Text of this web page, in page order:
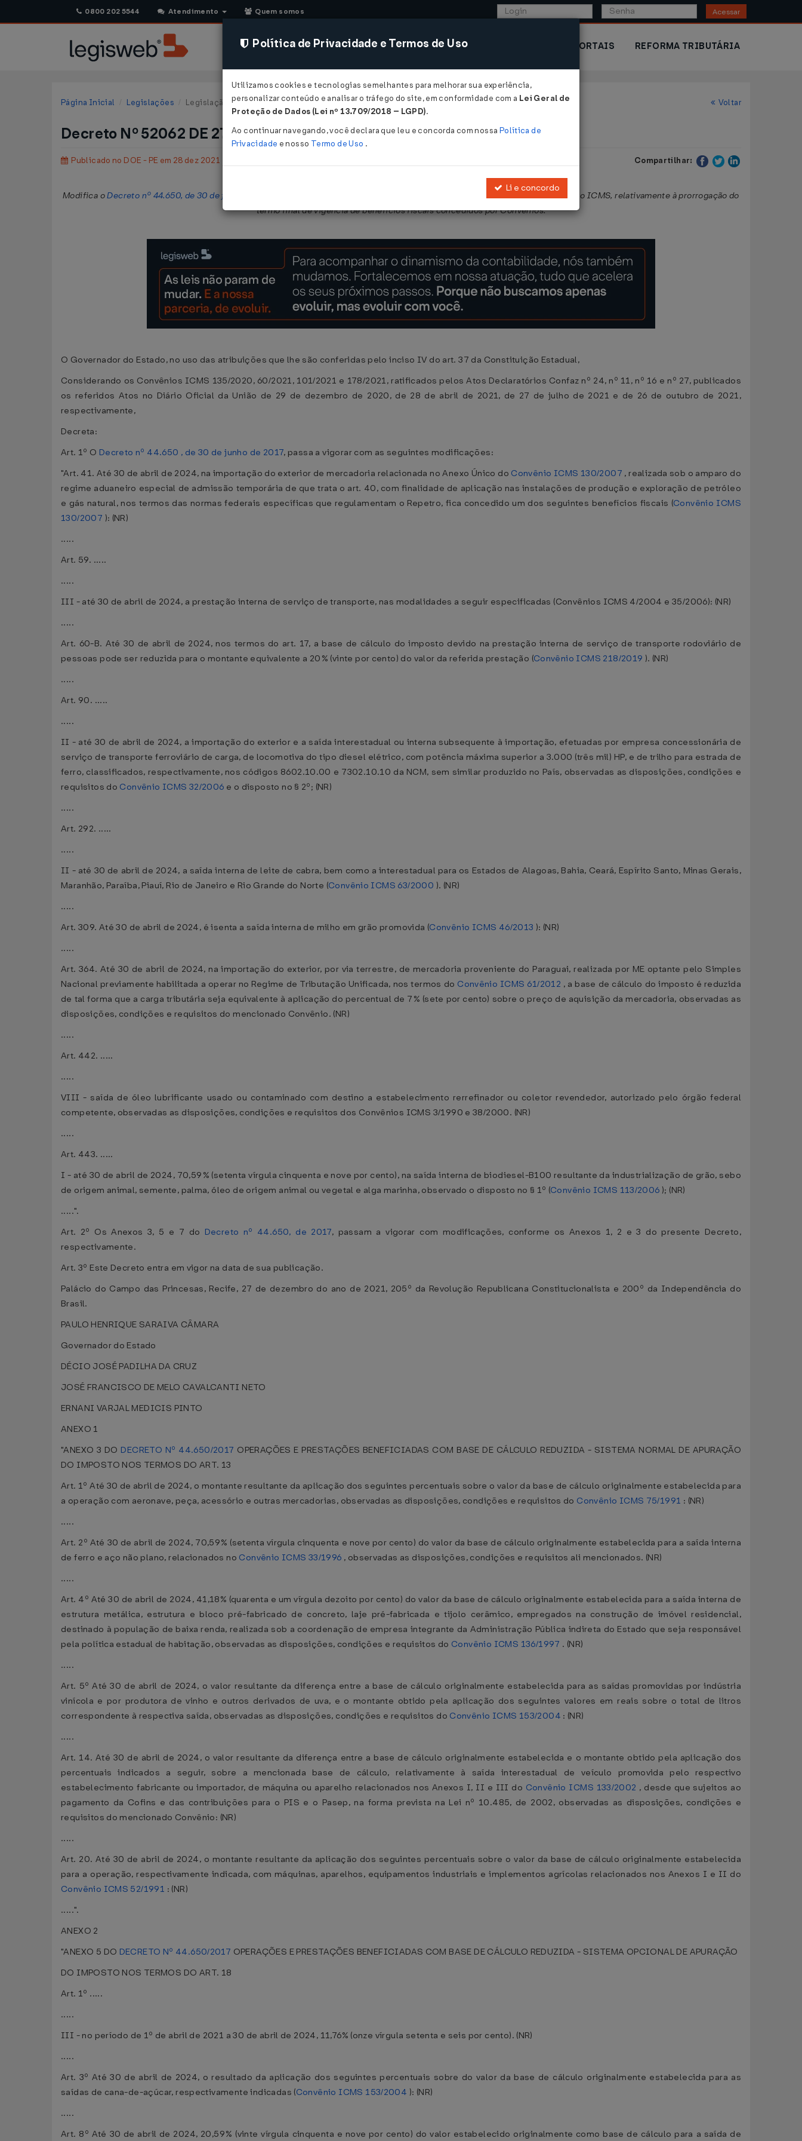
0800 202 5544 Atendimento Quem somos Acessar
CONSULTORIA SISTEMAS COMÉRCIO EXTERIOR PORTAIS REFORMA TRIBUTÁRIA
Página Inicial Legislações Legislação Estadual - Pernambuco Voltar
Decreto Nº 52062 DE 27/12/2021
Publicado no DOE - PE em 28 dez 2021 Compartilhar:
Modifica oDecreto nº 44.650, de 30 de junho de 2017 Lei nº 15.730, de 17 de março de 2016, que dispõe sobre o ICMS, relativamente à prorrogação do
termo final de vigência de benefícios fiscais concedidos por Convênios.
O Governador do Estado, no uso das atribuições que lhe são conferidas pelo inciso IV do art. 37 da Constituição Estadual,
Considerando os Convênios ICMS 135/2020, 60/2021, 101/2021 e 178/2021, ratificados pelos Atos Declaratórios Confaz nº 24, nº 11, nº 16 e nº 27, publicados
os referidos Atos no Diário Oficial da União de 29 de dezembro de 2020, de 28 de abril de 2021, de 27 de julho de 2021 e de 26 de outubro de 2021,
respectivamente,
Decreta:
Art. 1º O Decreto nº 44.650 , de 30 de junho de 2017, passa a vigorar com as seguintes modificações:
"Art. 41. Até 30 de abril de 2024, na importação do exterior de mercadoria relacionada no Anexo Único do Convênio ICMS 130/2007 , realizada sob o amparo do
regime aduaneiro especial de admissão temporária de que trata o art. 40, com finalidade de aplicação nas instalações de produção e exploração de petróleo
e gás natural, nos termos das normas federais específicas que regulamentam o Repetro, fica concedido um dos seguintes benefícios fiscais (Convênio ICMS
130/2007 ): (NR)
.....
Art. 59. .....
.....
III - até 30 de abril de 2024, a prestação interna de serviço de transporte, nas modalidades a seguir especificadas (Convênios ICMS 4/2004 e 35/2006): (NR)
.....
Art. 60-B. Até 30 de abril de 2024, nos termos do art. 17, a base de cálculo do imposto devido na prestação interna de serviço de transporte rodoviário de
pessoas pode ser reduzida para o montante equivalente a 20% (vinte por cento) do valor da referida prestação (Convênio ICMS 218/2019 ). (NR)
.....
Art. 90. .....
.....
II - até 30 de abril de 2024, a importação do exterior e a saída interestadual ou interna subsequente à importação, efetuadas por empresa concessionária de
serviço de transporte ferroviário de carga, de locomotiva do tipo diesel elétrico, com potência máxima superior a 3.000 (três mil) HP, e de trilho para estrada de
ferro, classificados, respectivamente, nos códigos 8602.10.00 e 7302.10.10 da NCM, sem similar produzido no País, observadas as disposições, condições e
requisitos do Convênio ICMS 32/2006 e o disposto no § 2º; (NR)
.....
Art. 292. .....
.....
II - até 30 de abril de 2024, a saída interna de leite de cabra, bem como a interestadual para os Estados de Alagoas, Bahia, Ceará, Espírito Santo, Minas Gerais,
Maranhão, Paraíba, Piauí, Rio de Janeiro e Rio Grande do Norte (Convênio ICMS 63/2000 ). (NR)
.....
Art. 309. Até 30 de abril de 2024, é isenta a saída interna de milho em grão promovida (Convênio ICMS 46/2013 ): (NR)
.....
Art. 364. Até 30 de abril de 2024, na importação do exterior, por via terrestre, de mercadoria proveniente do Paraguai, realizada por ME optante pelo Simples
Nacional previamente habilitada a operar no Regime de Tributação Unificada, nos termos do Convênio ICMS 61/2012 , a base de cálculo do imposto é reduzida
de tal forma que a carga tributária seja equivalente à aplicação do percentual de 7% (sete por cento) sobre o preço de aquisição da mercadoria, observadas as
disposições, condições e requisitos do mencionado Convênio. (NR)
.....
Art. 442. .....
.....
VIII - saída de óleo lubrificante usado ou contaminado com destino a estabelecimento rerrefinador ou coletor revendedor, autorizado pelo órgão federal
competente, observadas as disposições, condições e requisitos dos Convênios ICMS 3/1990 e 38/2000. (NR)
.....
Art. 443. .....
I - até 30 de abril de 2024, 70,59% (setenta vírgula cinquenta e nove por cento), na saída interna de biodiesel-B100 resultante da industrialização de grão, sebo
de origem animal, semente, palma, óleo de origem animal ou vegetal e alga marinha, observado o disposto no § 1º (Convênio ICMS 113/2006 ); (NR)
.....".
Art. 2º Os Anexos 3, 5 e 7 do Decreto nº 44.650, de 2017, passam a vigorar com modificações, conforme os Anexos 1, 2 e 3 do presente Decreto,
respectivamente.
Art. 3º Este Decreto entra em vigor na data de sua publicação.
Palácio do Campo das Princesas, Recife, 27 de dezembro do ano de 2021, 205º da Revolução Republicana Constitucionalista e 200º da Independência do
Brasil.
PAULO HENRIQUE SARAIVA CÂMARA
Governador do Estado
DÉCIO JOSÉ PADILHA DA CRUZ
JOSÉ FRANCISCO DE MELO CAVALCANTI NETO
ERNANI VARJAL MEDICIS PINTO
ANEXO 1
"ANEXO 3 DO DECRETO Nº 44.650/2017 OPERAÇÕES E PRESTAÇÕES BENEFICIADAS COM BASE DE CÁLCULO REDUZIDA - SISTEMA NORMAL DE APURAÇÃO
DO IMPOSTO NOS TERMOS DO ART. 13
Art. 1º Até 30 de abril de 2024, o montante resultante da aplicação dos seguintes percentuais sobre o valor da base de cálculo originalmente estabelecida para
a operação com aeronave, peça, acessório e outras mercadorias, observadas as disposições, condições e requisitos do Convênio ICMS 75/1991 : (NR)
.....
Art. 2º Até 30 de abril de 2024, 70,59% (setenta vírgula cinquenta e nove por cento) do valor da base de cálculo originalmente estabelecida para a saída interna
de ferro e aço não plano, relacionados no Convênio ICMS 33/1996 , observadas as disposições, condições e requisitos ali mencionados. (NR)
.....
Art. 4º Até 30 de abril de 2024, 41,18% (quarenta e um vírgula dezoito por cento) do valor da base de cálculo originalmente estabelecida para a saída interna de
estrutura metálica, estrutura e bloco pré-fabricado de concreto, laje pré-fabricada e tijolo cerâmico, empregados na construção de imóvel residencial,
destinado à população de baixa renda, realizada sob a coordenação de empresa integrante da Administração Pública indireta do Estado que seja responsável
pela política estadual de habitação, observadas as disposições, condições e requisitos do Convênio ICMS 136/1997 . (NR)
.....
Art. 5º Até 30 de abril de 2024, o valor resultante da diferença entre a base de cálculo originalmente estabelecida para as saídas promovidas por indústria
vinícola e por produtora de vinho e outros derivados de uva, e o montante obtido pela aplicação dos seguintes valores em reais sobre o total de litros
correspondente à respectiva saída, observadas as disposições, condições e requisitos do Convênio ICMS 153/2004 : (NR)
.....
Art. 14. Até 30 de abril de 2024, o valor resultante da diferença entre a base de cálculo originalmente estabelecida e o montante obtido pela aplicação dos
percentuais indicados a seguir, sobre a mencionada base de cálculo, relativamente à saída interestadual de veículo promovida pelo respectivo
estabelecimento fabricante ou importador, de máquina ou aparelho relacionados nos Anexos I, II e III do Convênio ICMS 133/2002 , desde que sujeitos ao
pagamento da Cofins e das contribuições para o PIS e o Pasep, na forma prevista na Lei nº 10.485, de 2002, observadas as disposições, condições e
requisitos do mencionado Convênio: (NR)
.....
Art. 20. Até 30 de abril de 2024, o montante resultante da aplicação dos seguintes percentuais sobre o valor da base de cálculo originalmente estabelecida
para a operação, respectivamente indicada, com máquinas, aparelhos, equipamentos industriais e implementos agrícolas relacionados nos Anexos I e II do
Convênio ICMS 52/1991 : (NR)
.....".
ANEXO 2
"ANEXO 5 DO DECRETO Nº 44.650/2017 OPERAÇÕES E PRESTAÇÕES BENEFICIADAS COM BASE DE CÁLCULO REDUZIDA - SISTEMA OPCIONAL DE APURAÇÃO
DO IMPOSTO NOS TERMOS DO ART. 18
Art. 1º .....
.....
III - no período de 1º de abril de 2021 a 30 de abril de 2024, 11,76% (onze vírgula setenta e seis por cento). (NR)
.....
Art. 3º Até 30 de abril de 2024, o resultado da aplicação dos seguintes percentuais sobre do valor da base de cálculo originalmente estabelecida para as
saídas de cana-de-açúcar, respectivamente indicadas (Convênio ICMS 153/2004 ): (NR)
.....
Art. 8º Até 30 de abril de 2024, 20,59% (vinte vírgula cinquenta e nove por cento) do valor estabelecido originalmente como base de cálculo para a saída de
Política de Privacidade e Termos de Uso
Utilizamos cookies e tecnologias semelhantes para melhorar sua experiência,
personalizar conteúdo e analisar o tráfego do site, em conformidade com a Lei Geral de
Proteção de Dados (Lei nº 13.709/2018 – LGPD).
Ao continuar navegando, você declara que leu e concorda com nossa Política de
Privacidade e nosso Termo de Uso .
Li e concordo